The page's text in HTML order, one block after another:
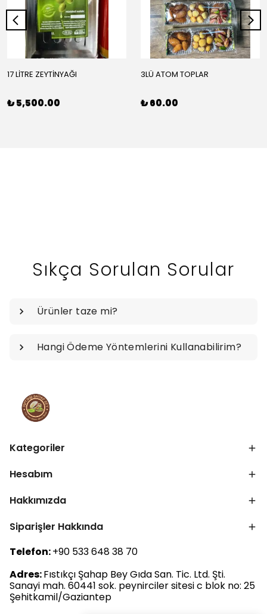
17 LİTRE ZEYTİNYAĞI
₺ 5,500.00
3LÜ ATOM TOPLAR
₺ 60.00
Sıkça Sorulan Sorular
Ürünler taze mi?
Hangi Ödeme Yöntemlerini Kullanabilirim?
Kategoriler
Hesabım
Hakkımızda
Siparişler Hakkında
Telefon:+90 533 648 38 70
Adres:Fıstıkçı Şahap Bey Gıda San. Tic. Ltd. Şti.
Sanayi mah. 60441 sok. peynirciler sitesi c blok no: 25
Şehitkamil/Gaziantep